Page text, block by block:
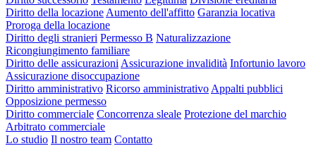
Diritto della locazione Aumento dell'affitto Garanzia locativa
Proroga della locazione
Diritto degli stranieri Permesso B Naturalizzazione
Ricongiungimento familiare
Diritto delle assicurazioni Assicurazione invalidità Infortunio lavoro
Assicurazione disoccupazione
Diritto amministrativo Ricorso amministrativo Appalti pubblici
Opposizione permesso
Diritto commerciale Concorrenza sleale Protezione del marchio
Arbitrato commerciale
Lo studio Il nostro team Contatto